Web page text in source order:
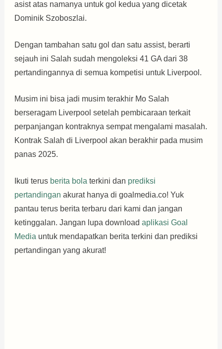
asist atas namanya untuk gol kedua yang dicetak
Dominik Szoboszlai.
Dengan tambahan satu gol dan satu assist, berarti
sejauh ini Salah sudah mengoleksi 41 GA dari 38
pertandingannya di semua kompetisi untuk Liverpool.
Musim ini bisa jadi musim terakhir Mo Salah
berseragam Liverpool setelah pembicaraan terkait
perpanjangan kontraknya sempat mengalami masalah.
Kontrak Salah di Liverpool akan berakhir pada musim
panas 2025.
Ikuti terus berita bola terkini dan prediksi
pertandingan akurat hanya di goalmedia.co! Yuk
pantau terus berita terbaru dari kami dan jangan
ketinggalan. Jangan lupa download aplikasi Goal
Media untuk mendapatkan berita terkini dan prediksi
pertandingan yang akurat!